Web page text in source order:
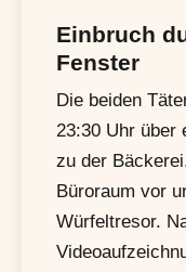
Einbruch
Fenster
Die beiden
23:30 Uhr über
zu der
Büroraum vor
Würfeltresor.